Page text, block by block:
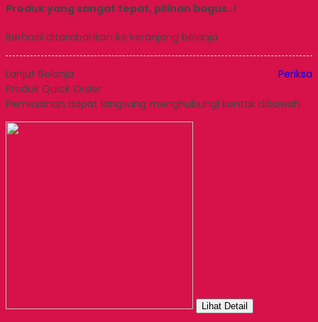
Produk yang sangat tepat, pilihan bagus..!
Berhasil ditambahkan ke keranjang belanja
Lanjut Belanja
Periksa
Produk Quick Order
Pemesanan dapat langsung menghubungi kontak dibawah:
Lihat Detail